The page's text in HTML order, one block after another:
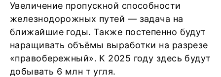
Увеличение пропускной способности
железнодорожных путей — задача на
ближайшие годы. Также постепенно будут
наращивать объёмы выработки на разрезе
«правобережный». К 2025 году здесь будут
добывать 6 млн т угля.